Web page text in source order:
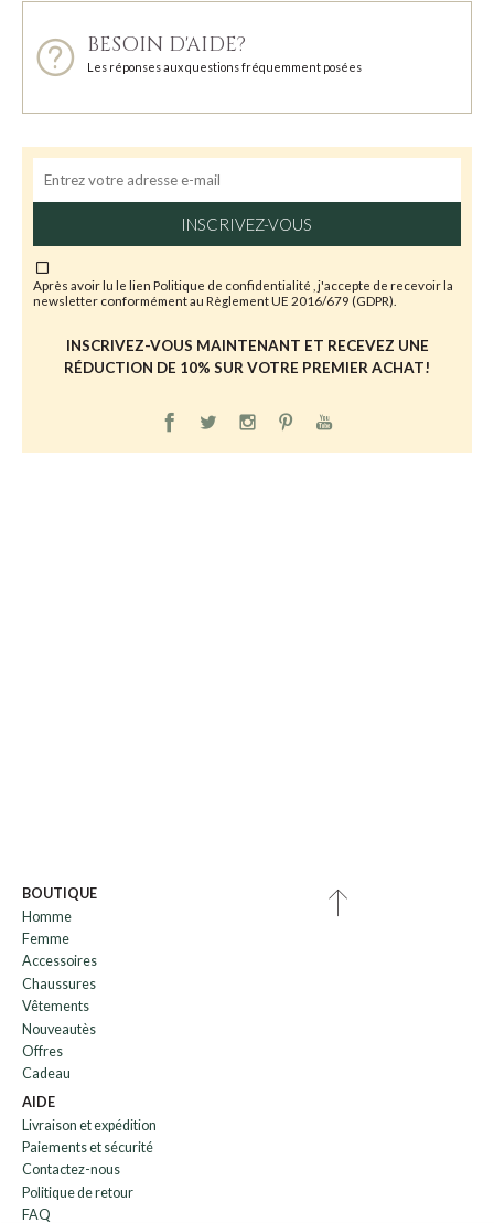
BESOIN D'AIDE?
Les réponses aux questions fréquemment posées
INSCRIVEZ-VOUS
Après avoir lu le lien Politique de confidentialité , j'accepte de recevoir la
newsletter conformément au Règlement UE 2016/679 (GDPR).
INSCRIVEZ-VOUS MAINTENANT ET RECEVEZ UNE
RÉDUCTION DE 10% SUR VOTRE PREMIER ACHAT!
BOUTIQUE
Homme
Femme
Accessoires
Chaussures
Vêtements
Nouveautès
Offres
Cadeau
AIDE
Livraison et expédition
Paiements et sécurité
Contactez-nous
Politique de retour
FAQ